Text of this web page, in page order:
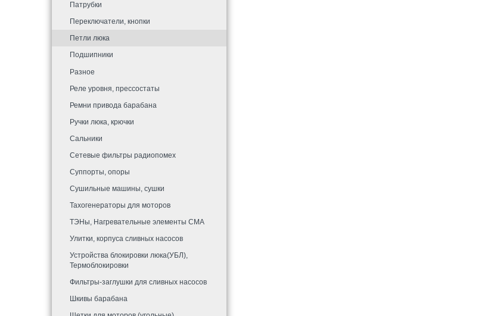
Патрубки
Переключатели, кнопки
Петли люка
Подшипники
Разное
Реле уровня, прессостаты
Ремни привода барабана
Ручки люка, крючки
Сальники
Сетевые фильтры радиопомех
Суппорты, опоры
Сушильные машины, сушки
Тахогенераторы для моторов
ТЭНы, Нагревательные элементы СМА
Улитки, корпуса сливных насосов
Устройства блокировки люка(УБЛ),
Термоблокировки
Фильтры-заглушки для сливных насосов
Шкивы барабана